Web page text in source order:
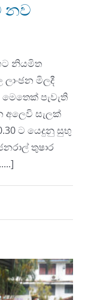
නව
නියමිත
මිලදී
පැවැති
අලෙවි සැලක්
ට යෙදුනු සුභු
තුෂාර